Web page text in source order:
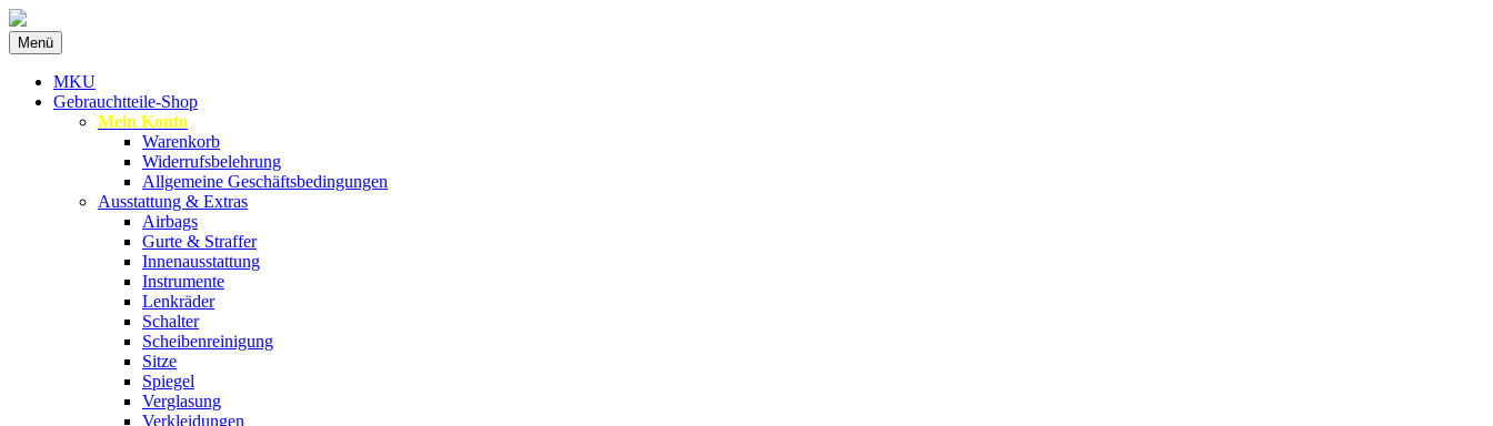
MKU Autoteile
Menü Zum
Inhalt
springen
MKU
Gebrauchtteile-Shop
Mein Konto
Warenkorb
Widerrufsbelehrung
Allgemeine Geschäftsbedingungen
Ausstattung & Extras
Airbags
Gurte & Straffer
Innenausstattung
Instrumente
Lenkräder
Schalter
Scheibenreinigung
Sitze
Spiegel
Verglasung
Verkleidungen